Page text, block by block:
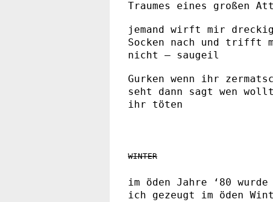
Traumes eines großen
jemand wirft mir
Socken nach und trifft
nicht — saugeil
Gurken wenn ihr
seht dann sagt wen
ihr töten
WINTER
im öden Jahre ‘80 wurde
ich gezeugt im öden